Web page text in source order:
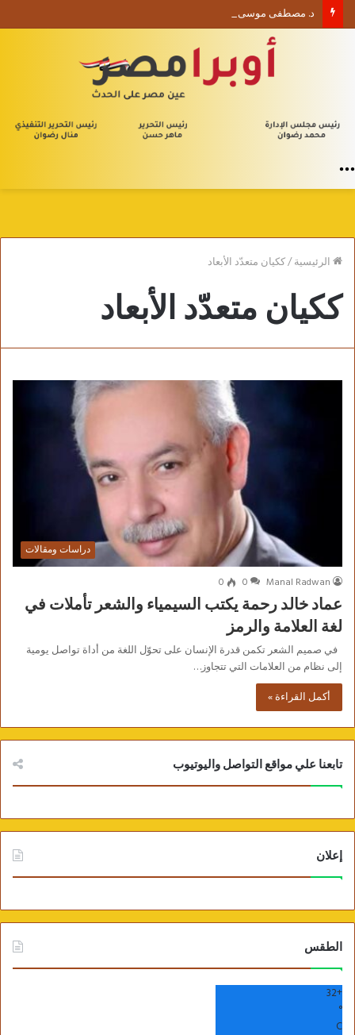
د. مصطفى موسى يكتب الأربعون الإدارية (1) من يلا إدارة
الرئيسية/ككيان متعدّد الأبعاد
ككيان متعدّد الأبعاد
دراسات ومقالات
Manal Radwan
0
0
عماد خالد رحمة يكتب السيمياء والشعر تأملات في
لغة العلامة والرمز
في صميم الشعر تكمن قدرة الإنسان على تحوّل اللغة من أداة تواصل يومية
إلى نظام من العلامات التي تتجاوز…
أكمل القراءة »
تابعنا علي مواقع التواصل واليوتيوب
إعلان
الطقس
+
32
°
C